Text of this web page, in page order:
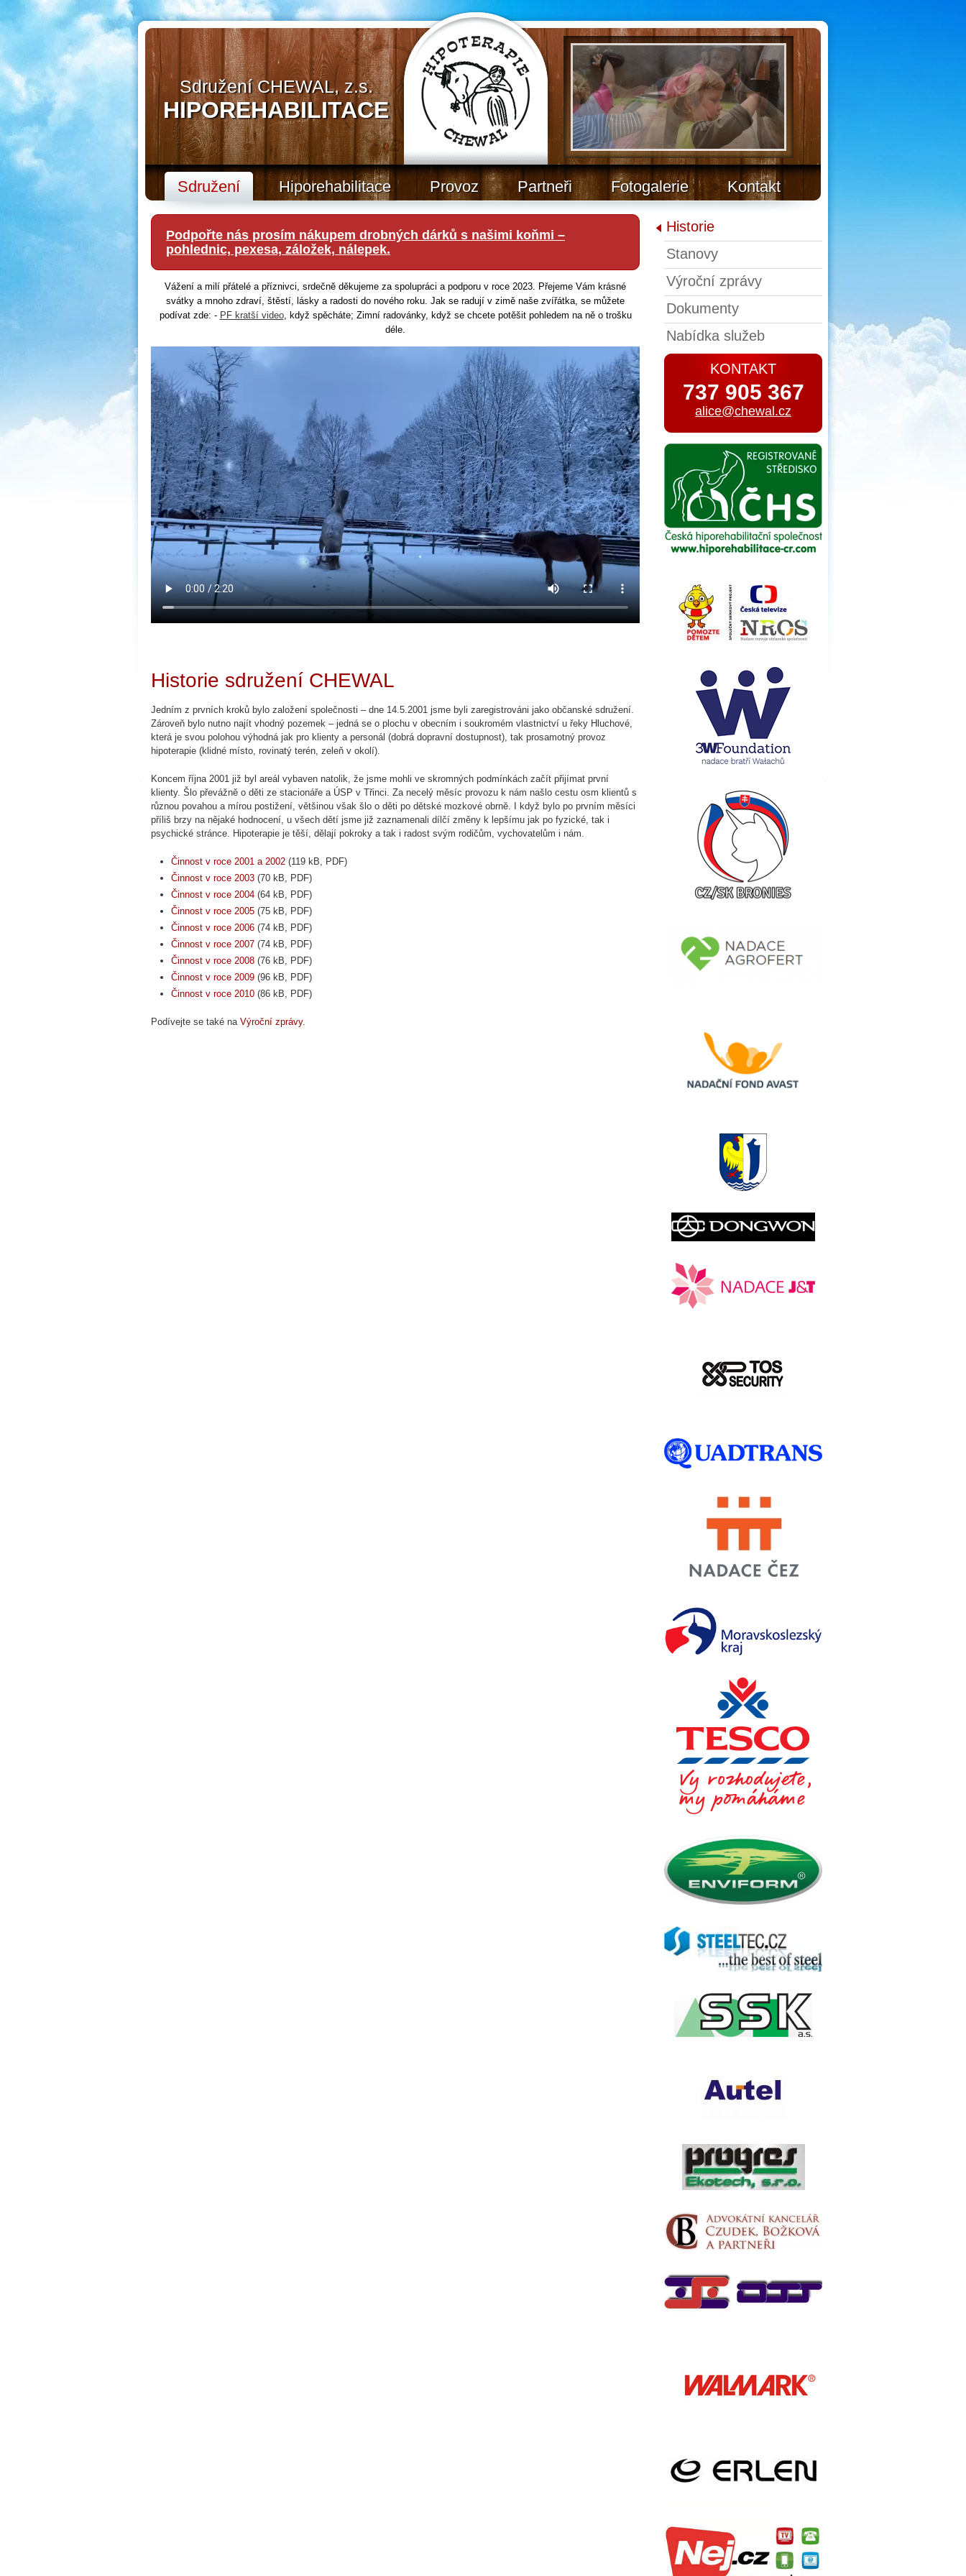
Sdružení CHEWAL, z.s.
HIPOREHABILITACE
Sdružení Hiporehabilitace Provoz Partneři Fotogalerie Kontakt
Podpořte nás prosím nákupem drobných dárků s našimi koňmi –
pohlednic, pexesa, záložek, nálepek.
Vážení a milí přátelé a příznivci, srdečně děkujeme za spolupráci a podporu v roce 2023. Přejeme Vám krásné
svátky a mnoho zdraví, štěstí, lásky a radosti do nového roku. Jak se radují v zimě naše zvířátka, se můžete
podívat zde: - PF kratší video, když spěcháte; Zimní radovánky, když se chcete potěšit pohledem na ně o trošku
déle.
Historie sdružení CHEWAL
Jedním z prvních kroků bylo založení společnosti – dne 14.5.2001 jsme byli zaregistrováni jako občanské sdružení.
Zároveň bylo nutno najít vhodný pozemek – jedná se o plochu v obecním i soukromém vlastnictví u řeky Hluchové,
která je svou polohou výhodná jak pro klienty a personál (dobrá dopravní dostupnost), tak prosamotný provoz
hipoterapie (klidné místo, rovinatý terén, zeleň v okolí).
Koncem října 2001 již byl areál vybaven natolik, že jsme mohli ve skromných podmínkách začít přijímat první
klienty. Šlo převážně o děti ze stacionáře a ÚSP v Třinci. Za necelý měsíc provozu k nám našlo cestu osm klientů s
různou povahou a mírou postižení, většinou však šlo o děti po dětské mozkové obrně. I když bylo po prvním měsíci
příliš brzy na nějaké hodnocení, u všech dětí jsme již zaznamenali dílčí změny k lepšímu jak po fyzické, tak i
psychické stránce. Hipoterapie je těší, dělají pokroky a tak i radost svým rodičům, vychovatelům i nám.
Činnost v roce 2001 a 2002 (119 kB, PDF)
Činnost v roce 2003 (70 kB, PDF)
Činnost v roce 2004 (64 kB, PDF)
Činnost v roce 2005 (75 kB, PDF)
Činnost v roce 2006 (74 kB, PDF)
Činnost v roce 2007 (74 kB, PDF)
Činnost v roce 2008 (76 kB, PDF)
Činnost v roce 2009 (96 kB, PDF)
Činnost v roce 2010 (86 kB, PDF)
Podívejte se také na Výroční zprávy.
Historie
Stanovy
Výroční zprávy
Dokumenty
Nabídka služeb
KONTAKT
737 905 367
alice@chewal.cz